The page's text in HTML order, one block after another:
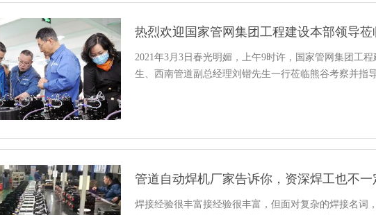
热烈欢迎国家管网集团工程建设本部领导莅
2021年3月3日春光明媚，上午9时许，国家管网集团工
生、西南管道副总经理刘锴先生一行莅临熊谷考察并指导
管道自动焊机厂家告诉你，资深焊工也不一
焊接经验很丰富接经验很丰富，但面对复杂的焊接名词